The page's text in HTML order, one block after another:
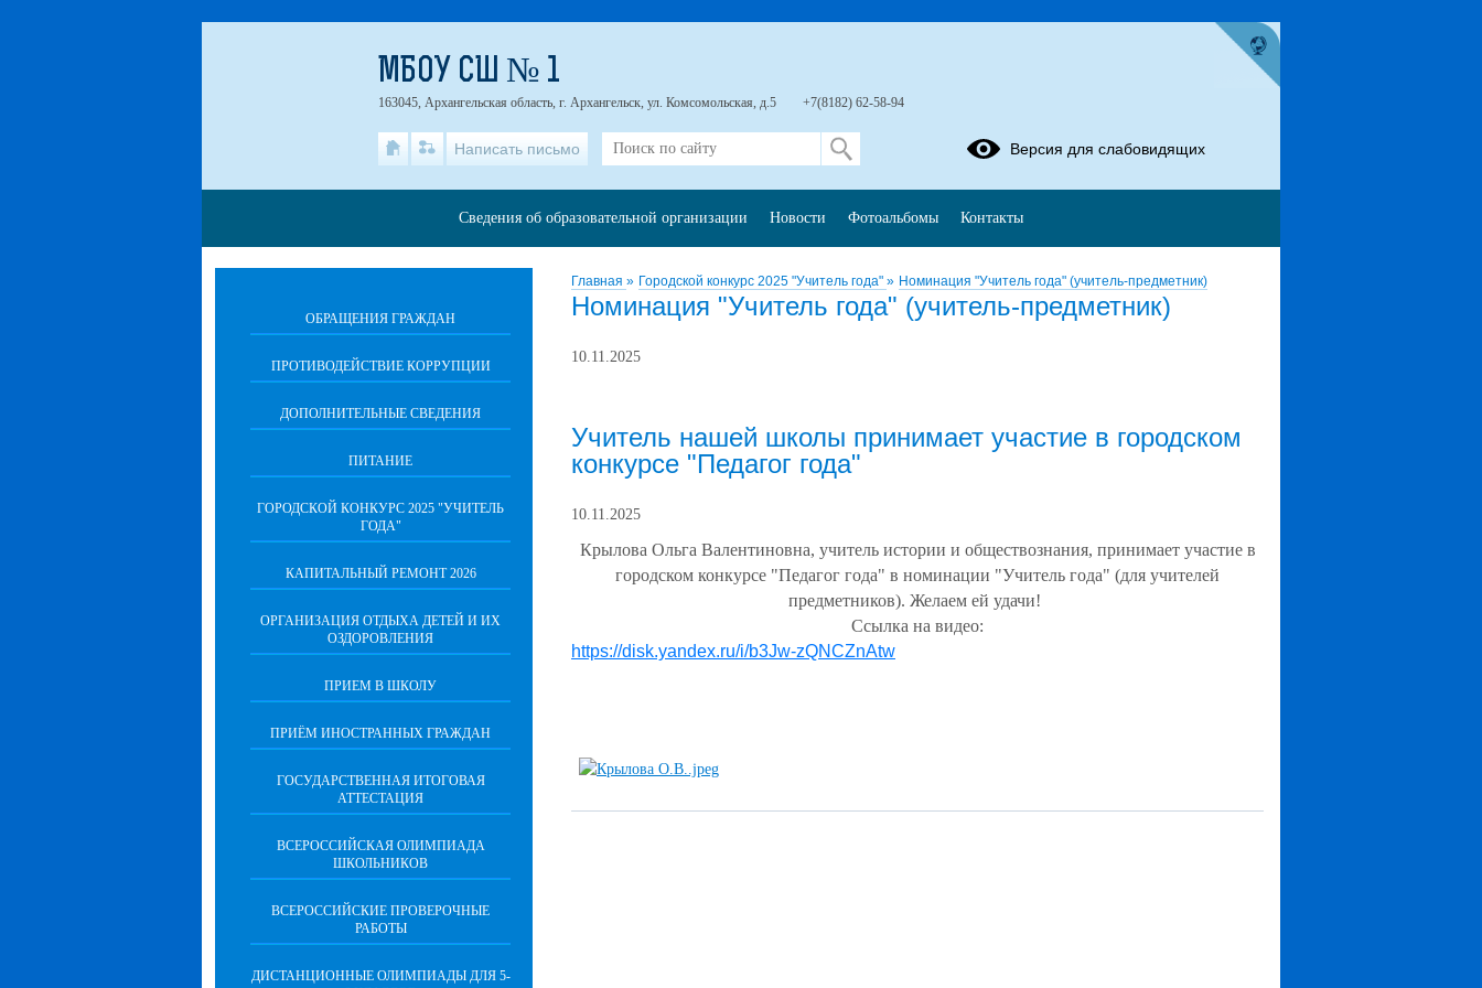
Главная » Городской конкурс 2025 "Учитель года" » Номинация "Учитель года" (учитель-предметник)
Номинация "Учитель года" (учитель-предметник)
10.11.2025
Учитель нашей школы принимает участие в городском
конкурсе "Педагог года"
10.11.2025
Крылова Ольга Валентиновна, учитель истории и обществознания, принимает участие в
городском конкурсе "Педагог года" в номинации "Учитель года" (для учителей
предметников). Желаем ей удачи!
Ссылка на видео:
https://disk.yandex.ru/i/b3Jw-zQNCZnAtw
ОБРАЩЕНИЯ ГРАЖДАН
ПРОТИВОДЕЙСТВИЕ КОРРУПЦИИ
ДОПОЛНИТЕЛЬНЫЕ СВЕДЕНИЯ
ПИТАНИЕ
ГОРОДСКОЙ КОНКУРС 2025 "УЧИТЕЛЬ
ГОДА"
КАПИТАЛЬНЫЙ РЕМОНТ 2026
ОРГАНИЗАЦИЯ ОТДЫХА ДЕТЕЙ И ИХ
ОЗДОРОВЛЕНИЯ
ПРИЕМ В ШКОЛУ
ПРИЁМ ИНОСТРАННЫХ ГРАЖДАН
ГОСУДАРСТВЕННАЯ ИТОГОВАЯ
АТТЕСТАЦИЯ
ВСЕРОССИЙСКАЯ ОЛИМПИАДА
ШКОЛЬНИКОВ
ВСЕРОССИЙСКИЕ ПРОВЕРОЧНЫЕ
РАБОТЫ
ДИСТАНЦИОННЫЕ ОЛИМПИАДЫ ДЛЯ 5-
МБОУ СШ № 1
163045, Архангельская область, г. Архангельск, ул. Комсомольская, д.5 +7(8182) 62-58-94
Написать письмо Версия для слабовидящих
Сведения об образовательной организации Новости Фотоальбомы Контакты